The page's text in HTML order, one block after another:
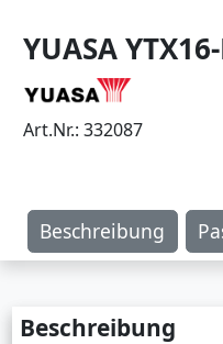
YUASA
Art.Nr.: 332087
Beschreibung
Beschreibung